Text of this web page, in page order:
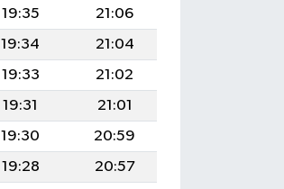
19:35
21:06
19:34
21:04
19:33
21:02
19:31
21:01
19:30
20:59
19:28
20:57